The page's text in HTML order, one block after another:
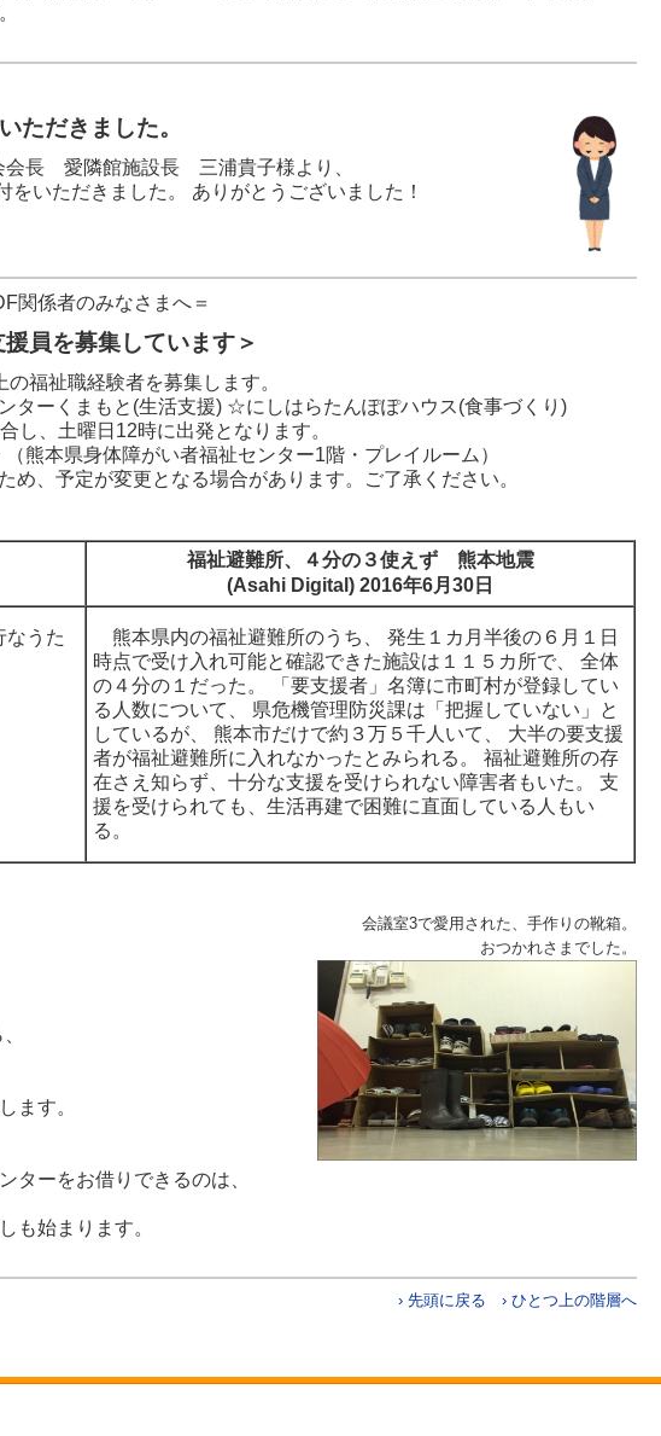
ただきました。
会長 愛隣館施設長 三浦貴子様より、
いただきました。 ありがとうございました！
関係者のみなさまへ＝
援員を募集しています＞
福祉職経験者を募集します。
ターくまもと(生活支援) ☆にしはらたんぽぽハウス(食事づくり)
し、土曜日12時に出発となります。
熊本県身体障がい者福祉センター1階・プレイルーム）
、予定が変更となる場合があります。ご了承ください。
福祉避難所、４分の３使えず 熊本地震
(Asahi Digital) 2016年6月30日
うた
熊本県内の福祉避難所のうち、 発生１カ月半後の６月１日
時点で受け入れ可能と確認できた施設は１１５カ所で、 全体
の４分の１だった。 「要支援者」名簿に市町村が登録してい
る人数について、 県危機管理防災課は「把握していない」と
しているが、 熊本市だけで約３万５千人いて、 大半の要支援
者が福祉避難所に入れなかったとみられる。 福祉避難所の存
在さえ知らず、十分な支援を受けられない障害者もいた。 支
援を受けられても、生活再建で困難に直面している人もい
る。
会議室3で愛用された、手作りの靴箱。
おつかれさまでした。
ます。
ーをお借りできるのは、
も始まります。
› 先頭に戻る › ひとつ上の階層へ